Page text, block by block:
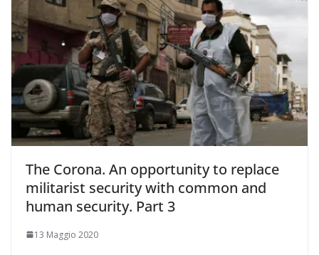
The Corona. An opportunity to replace
militarist security with common and
human security. Part 3
13 Maggio 2020